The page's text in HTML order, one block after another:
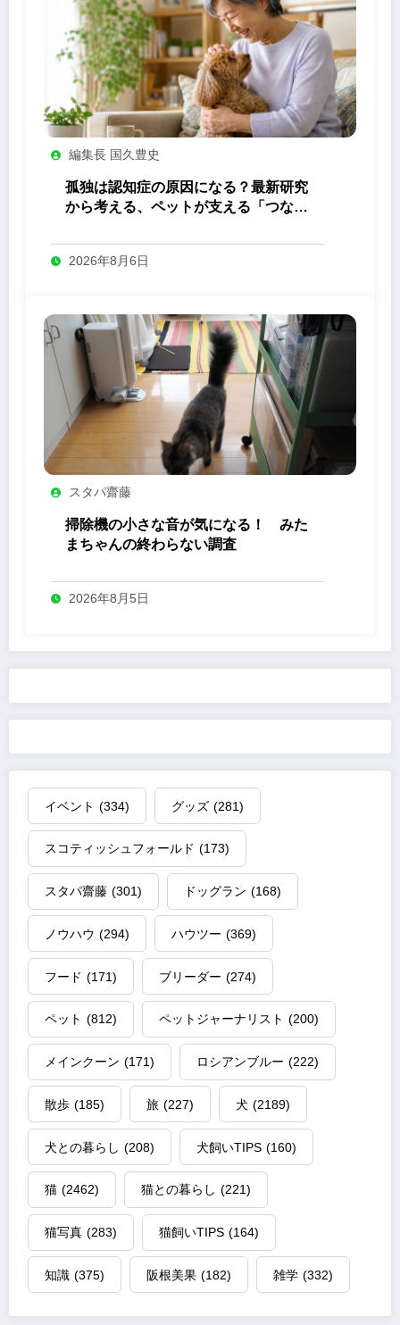
編集長 国久豊史
孤独は認知症の原因になる？最新研究
から考える、ペットが支える「つなが
2026年8月6日
スタパ齋藤
掃除機の小さな音が気になる！ みた
まちゃんの終わらない調査
2026年8月5日
イベント (334) グッズ (281)
スコティッシュフォールド (173)
スタパ齋藤 (301) ドッグラン (168)
ノウハウ (294) ハウツー (369)
フード (171) ブリーダー (274)
ペット (812) ペットジャーナリスト (200)
メインクーン (171) ロシアンブルー (222)
散歩 (185) 旅 (227) 犬 (2189)
犬との暮らし (208) 犬飼いTIPS (160)
猫 (2462) 猫との暮らし (221)
猫写真 (283) 猫飼いTIPS (164)
知識 (375) 阪根美果 (182) 雑学 (332)